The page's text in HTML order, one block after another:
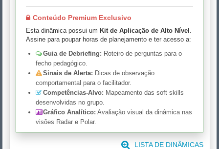
Conteúdo Premium Exclusivo
Esta dinâmica possui um Kit de Aplicação de Alto Nível .
Assine para poupar horas de planejamento e ter acesso a:
Guia de Debriefing: Roteiro de perguntas para o
fecho pedagógico.
Sinais de Alerta: Dicas de observação
comportamental para o facilitador.
Competências-Alvo: Mapeamento das soft skills
desenvolvidas no grupo.
Gráfico Analítico: Avaliação visual da dinâmica nas
visões Radar e Polar.
LISTA DE DINÂMICAS